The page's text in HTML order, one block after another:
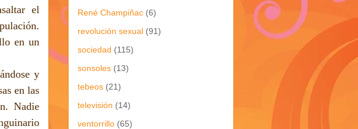
el
en un
y
en las
Nadie
René Champiñac (6)
revolución sexual (91)
sociedad (115)
sonsoles (13)
tebeos (21)
televisión (14)
ventorrillo (65)